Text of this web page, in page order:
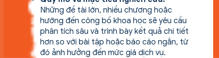
Những đề tài lớn, nhiều chương hoặc
hướng đến công bố khoa học sẽ yêu cầu
phân tích sâu và trình bày kết quả chi tiết
hơn so với bài tập hoặc báo cáo ngắn, từ
đó ảnh hưởng đến mức giá dịch vụ.